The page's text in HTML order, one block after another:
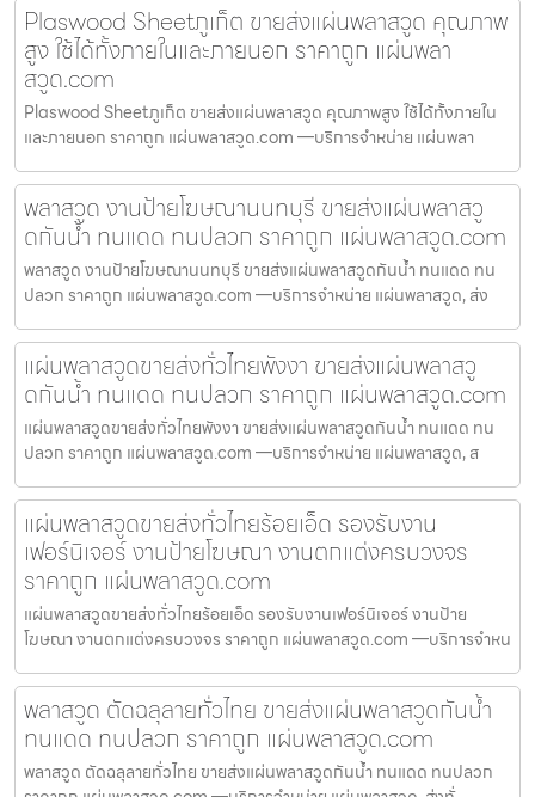
Plaswood Sheetภูเก็ต ขายส่งแผ่นพลาสวูด คุณภาพ
สูง ใช้ได้ทั้งภายในและภายนอก ราคาถูก แผ่นพลา
สวูด.com
Plaswood Sheetภูเก็ต ขายส่งแผ่นพลาสวูด คุณภาพสูง ใช้ได้ทั้งภายใน
และภายนอก ราคาถูก แผ่นพลาสวูด.com —บริการจำหน่าย แผ่นพลา
พลาสวูด งานป้ายโฆษณานนทบุรี ขายส่งแผ่นพลาสวู
ดกันน้ำ ทนแดด ทนปลวก ราคาถูก แผ่นพลาสวูด.com
พลาสวูด งานป้ายโฆษณานนทบุรี ขายส่งแผ่นพลาสวูดกันน้ำ ทนแดด ทน
ปลวก ราคาถูก แผ่นพลาสวูด.com —บริการจำหน่าย แผ่นพลาสวูด, ส่ง
แผ่นพลาสวูดขายส่งทั่วไทยพังงา ขายส่งแผ่นพลาสวู
ดกันน้ำ ทนแดด ทนปลวก ราคาถูก แผ่นพลาสวูด.com
แผ่นพลาสวูดขายส่งทั่วไทยพังงา ขายส่งแผ่นพลาสวูดกันน้ำ ทนแดด ทน
ปลวก ราคาถูก แผ่นพลาสวูด.com —บริการจำหน่าย แผ่นพลาสวูด, ส
แผ่นพลาสวูดขายส่งทั่วไทยร้อยเอ็ด รองรับงาน
เฟอร์นิเจอร์ งานป้ายโฆษณา งานตกแต่งครบวงจร
ราคาถูก แผ่นพลาสวูด.com
แผ่นพลาสวูดขายส่งทั่วไทยร้อยเอ็ด รองรับงานเฟอร์นิเจอร์ งานป้าย
โฆษณา งานตกแต่งครบวงจร ราคาถูก แผ่นพลาสวูด.com —บริการจำหน
พลาสวูด ตัดฉลุลายทั่วไทย ขายส่งแผ่นพลาสวูดกันน้ำ
ทนแดด ทนปลวก ราคาถูก แผ่นพลาสวูด.com
พลาสวูด ตัดฉลุลายทั่วไทย ขายส่งแผ่นพลาสวูดกันน้ำ ทนแดด ทนปลวก